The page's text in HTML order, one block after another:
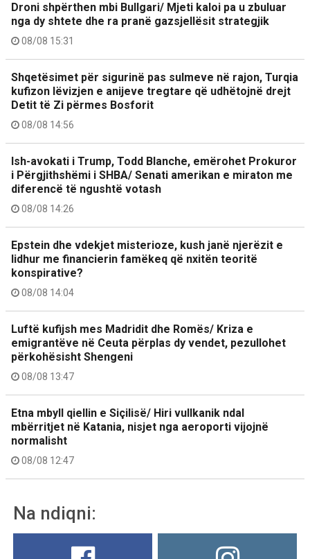
Droni shpërthen mbi Bullgari/ Mjeti kaloi pa u zbuluar
nga dy shtete dhe ra pranë gazsjellësit strategjik
08/08 15:31
Shqetësimet për sigurinë pas sulmeve në rajon, Turqia
kufizon lëvizjen e anijeve tregtare që udhëtojnë drejt
Detit të Zi përmes Bosforit
08/08 14:56
Ish-avokati i Trump, Todd Blanche, emërohet Prokuror
i Përgjithshëmi i SHBA/ Senati amerikan e miraton me
diferencë të ngushtë votash
08/08 14:26
Epstein dhe vdekjet misterioze, kush janë njerëzit e
lidhur me financierin famëkeq që nxitën teoritë
konspirative?
08/08 14:04
Luftë kufijsh mes Madridit dhe Romës/ Kriza e
emigrantëve në Ceuta përplas dy vendet, pezullohet
përkohësisht Shengeni
08/08 13:47
Etna mbyll qiellin e Siçilisë/ Hiri vullkanik ndal
mbërritjet në Katania, nisjet nga aeroporti vijojnë
normalisht
08/08 12:47
Na ndiqni: